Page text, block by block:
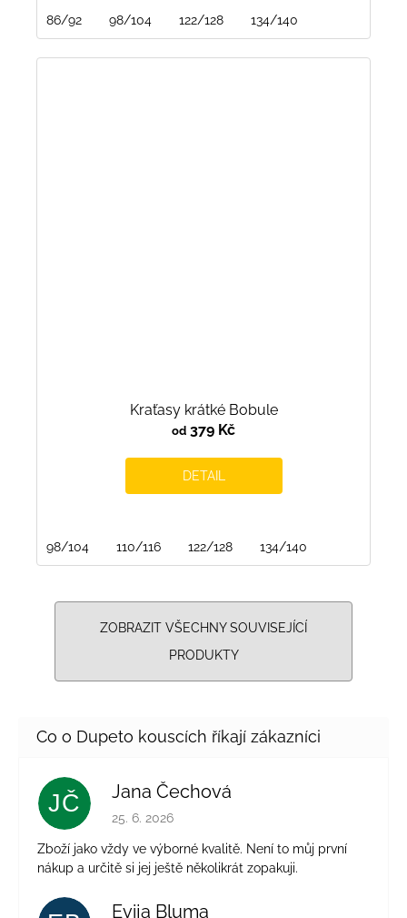
86/92 98/104 122/128 134/140
Kraťasy krátké Bobule
od 379 Kč
DETAIL
98/104 110/116 122/128 134/140
ZOBRAZIT VŠECHNY SOUVISEJÍCÍ
PRODUKTY
JČ Jana Čechová
Hodnocení obchodu je 5 z 5 hvězdiček.
25. 6. 2026
Zboží jako vždy ve výborné kvalitě. Není to můj první
nákup a určitě si jej ještě několikrát zopakuji.
Evija Bluma